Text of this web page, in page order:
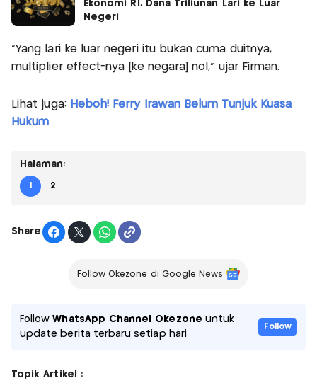
Ekonomi RI, Dana Triliunan Lari ke Luar
Negeri
“Yang lari ke luar negeri itu bukan cuma duitnya,
multiplier effect-nya [ke negara] nol,” ujar Firman.
Lihat juga: Heboh! Ferry Irawan Belum Tunjuk Kuasa
Hukum
Halaman:
1 2
Share
Follow Okezone di Google News
FollowWhatsApp Channel Okezone untuk
update berita terbaru setiap hari
Follow
Topik Artikel :